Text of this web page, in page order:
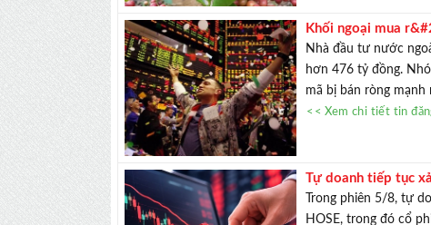
Khối ngoại mua
Nhà đầu tư nước
hơn 476 tỷ đồng.
mã bị bán ròng mạnh
<< Xem chi tiết tin
Tự doanh tiếp tục
GEE
Trong phiên 5/8, tự
HOSE, trong đó cổ